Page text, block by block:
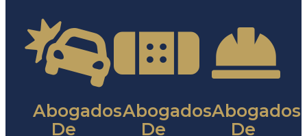
Abogados
De
Abogados
De
Abogados
De